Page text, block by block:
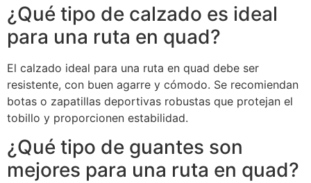
¿Qué tipo de calzado es ideal
para una ruta en quad?
El calzado ideal para una ruta en quad debe ser
resistente, con buen agarre y cómodo. Se recomiendan
botas o zapatillas deportivas robustas que protejan el
tobillo y proporcionen estabilidad.
¿Qué tipo de guantes son
mejores para una ruta en quad?